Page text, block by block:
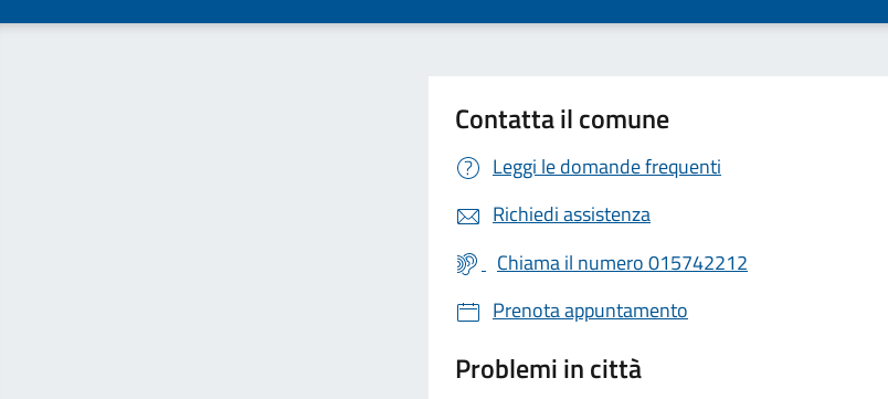
Contatta il comune
Leggi le domande frequenti
Richiedi assistenza
Chiama il numero 015742212
Prenota appuntamento
Problemi in città